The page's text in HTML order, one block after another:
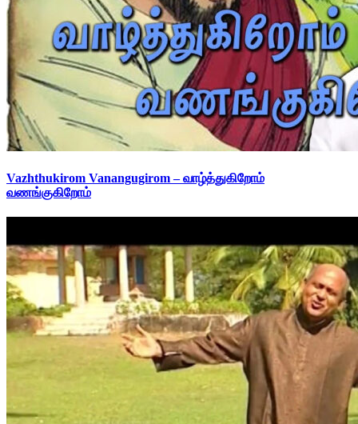
Vazhthukirom Vanangugirom – வாழ்த்துகிறோம்
வணங்குகிறோம்